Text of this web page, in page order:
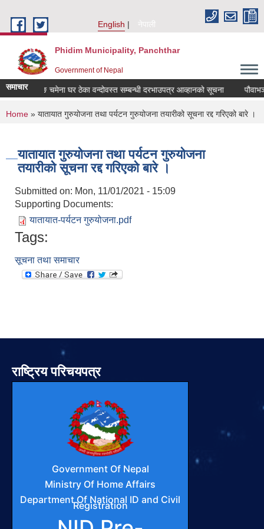
English
नेपाली
Phidim Municipality, Panchthar
Government of Nepal
समाचार
पौवाभञ्ज्याङ चमेना घर ठेका वन्दोवस्त सम्बन्धी दरभाउपत्र आव्हानको सूचना
You are here
Home » यातायात गुरुयोजना तथा पर्यटन गुरुयोजना तयारीको सूचना रद्द गरिएको बारे ।
यातायात गुरुयोजना तथा पर्यटन गुरुयोजना
तयारीको सूचना रद्द गरिएको बारे ।
Submitted on: Mon, 11/01/2021 - 15:09
Supporting Documents:
यातायात-पर्यटन गुरुयोजना.pdf
Tags:
सूचना तथा समाचार
राष्ट्रिय परिचयपत्र